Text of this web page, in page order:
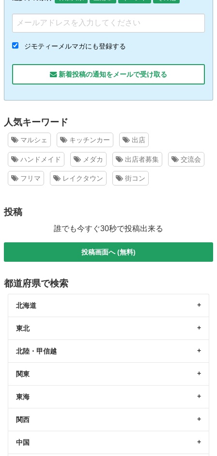
ジモティーメルマガにも登録する
新着投稿の通知をメールで受け取る
人気キーワード
マルシェ キッチンカー 出店
ハンドメイド メダカ 出店者募集 交流会
フリマ レイクタウン 街コン
投稿
誰でも今すぐ30秒で投稿出来る
投稿画面へ (無料)
都道府県で検索
北海道
東北
北陸・甲信越
関東
東海
関西
中国